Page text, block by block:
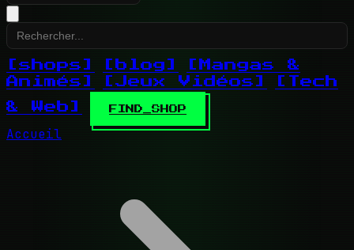
[shops] [blog]
[Mangas &
Animés]
[Jeux Vidéos]
[Tech
& Web]
FIND_SHOP
Accueil